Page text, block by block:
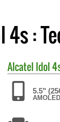
:
Alcatel Idol
5.5"
AMOLED